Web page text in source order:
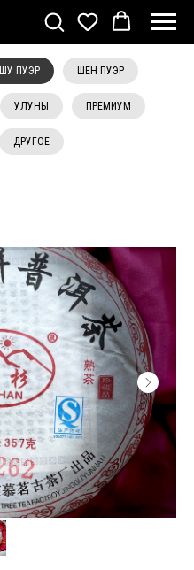
ШУ ПУЭР ШЕН ПУЭР
УЛУНЫ ПРЕМИУМ
ДРУГОЕ